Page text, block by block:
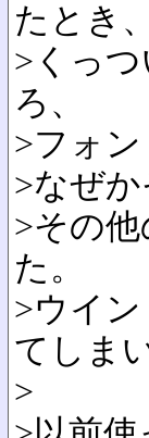
たとき、
>くっ
ろ、
>フォ
>なぜ
>その
た。
>ウイ
てしま
>